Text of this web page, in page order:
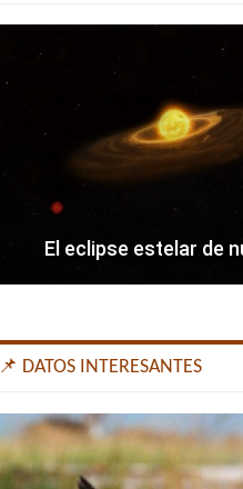
El eclipse estelar de
📌 DATOS INTERESANTES